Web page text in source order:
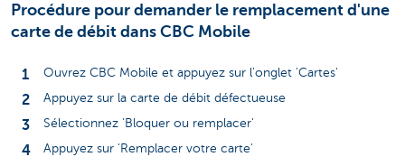
Procédure pour demander le remplacement d'une
carte de débit dans CBC Mobile
Ouvrez CBC Mobile et appuyez sur l'onglet 'Cartes'
Appuyez sur la carte de débit défectueuse
Sélectionnez 'Bloquer ou remplacer'
Appuyez sur 'Remplacer votre carte'